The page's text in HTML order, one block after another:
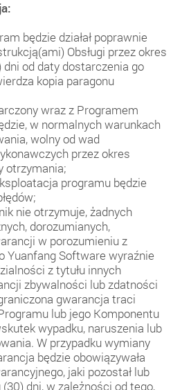
będzie działał poprawnie
Obsługi przez okres
od daty dostarczenia go
kopia paragonu
wraz z Programem
w normalnych warunkach
wolny od wad
przez okres
otrzymania;
programu będzie
nie otrzymuje, żadnych
dorozumianych,
w porozumieniu z
Yuanfang Software wyraźnie
z tytułu innych
zbywalności lub zdatności
gwarancja traci
lub jego Komponentu
wypadku, naruszenia lub
W przypadku wymiany
będzie obowiązywała
jaki pozostał lub
dni, w zależności od tego,